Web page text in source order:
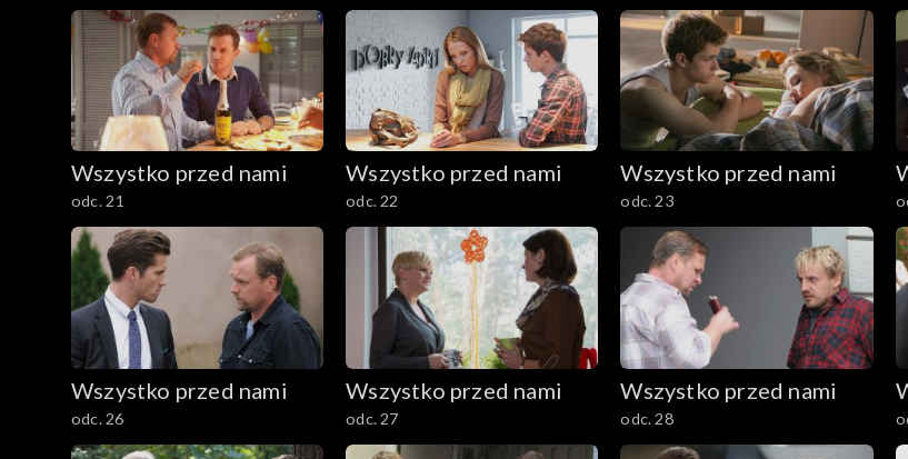
Wszystko przed nami
odc. 21
Wszystko przed nami
odc. 22
Wszystko przed nami
odc. 23
Wszystko przed nami
odc. 26
Wszystko przed nami
odc. 27
Wszystko przed nami
odc. 28